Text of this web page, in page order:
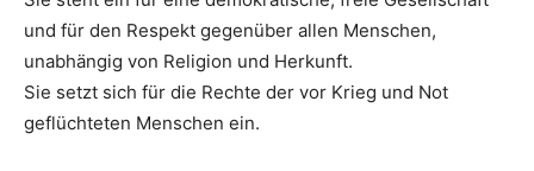
und für den Respekt gegenüber allen Menschen,
unabhängig von Religion und Herkunft.
Sie setzt sich für die Rechte der vor Krieg und Not
geflüchteten Menschen ein.